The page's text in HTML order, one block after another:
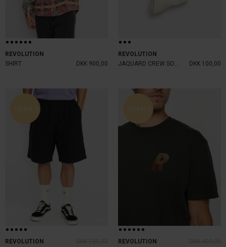
REVOLUTION
SHIRT
DKK 900,00
REVOLUTION
JAQUARD CREW SOCKS
DKK 100,00
UDSALG
REVOLUTION
UDSALG
REVOLUTION